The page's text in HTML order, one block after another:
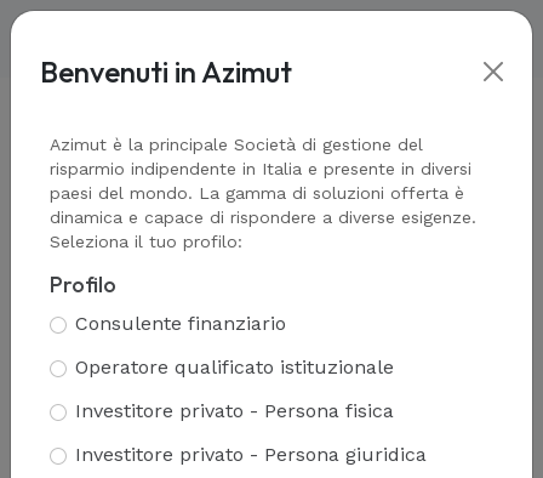
Informativa estesa sui
Cookie
Ai sensi del Regolamento Europeo 2016/679
(di seguito “GDPR”) e della e della
Benvenuti in Azimut
Azimut è la principale Società di gestione del
risparmio indipendente in Italia e presente in diversi
paesi del mondo. La gamma di soluzioni offerta è
dinamica e capace di rispondere a diverse esigenze.
Seleziona il tuo profilo:
Profilo
Consulente finanziario
Operatore qualificato istituzionale
Investitore privato - Persona fisica
Investitore privato - Persona giuridica